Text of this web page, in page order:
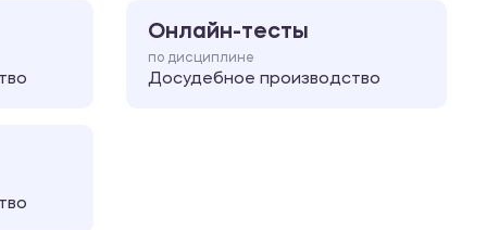
Онлайн-тесты
по дисциплине
Досудебное производство